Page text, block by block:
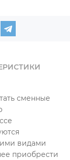
сменные
видами
приобрести